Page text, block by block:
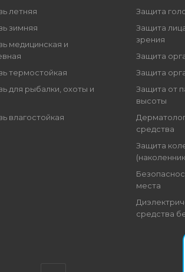
летняя
зимняя
медицинская и
термостойкая
для рыбалки, охоты и
влагостойкая
Защита
Защита
зрения
Защита
Защита
Защита от
высоты
средства
Защита
места
средства